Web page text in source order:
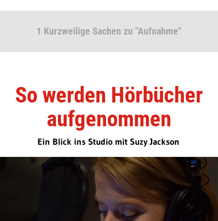
1 Kurzweilige Sachen zu "Aufnahme"
So werden Hörbücher
aufgenommen
Ein Blick ins Studio mit Suzy Jackson